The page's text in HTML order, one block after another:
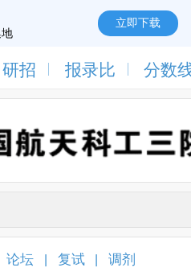
立即下载
研招 报录比 分数
论坛 复试 调剂